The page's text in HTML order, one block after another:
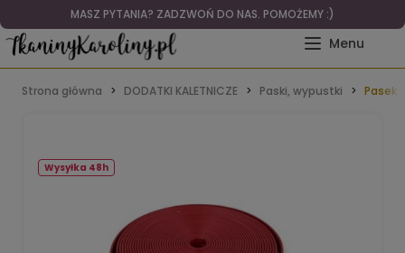
MASZ PYTANIA? ZADZWOŃ DO NAS. POMOŻEMY :)
Strona główna DODATKI KALETNICZE Paski, wypustki Pasek
Wysyłka 48h